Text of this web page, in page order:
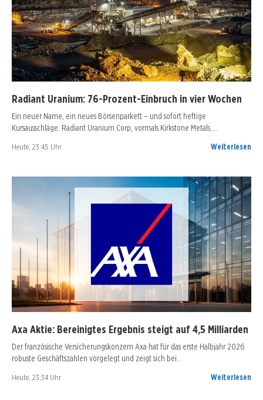
Radiant Uranium: 76-Prozent-Einbruch in vier Wochen
Ein neuer Name, ein neues Börsenparkett – und sofort heftige
Kursausschläge. Radiant Uranium Corp, vormals Kirkstone Metals,…
Heute, 23:45 Uhr Weiterlesen
Axa Aktie: Bereinigtes Ergebnis steigt auf 4,5 Milliarden
Der französische Versicherungskonzern Axa hat für das erste Halbjahr 2026
robuste Geschäftszahlen vorgelegt und zeigt sich bei…
Heute, 23:34 Uhr Weiterlesen